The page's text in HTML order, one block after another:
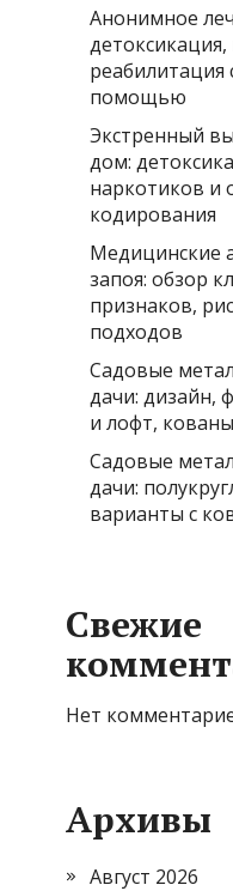
Анонимное
реабилитация
помощью
Экстренный
дом:
наркотиков и
кодирования
Медицинские
запоя: обзор
признаков,
подходов
Садовые
дачи: дизайн,
и лофт,
Садовые
дачи:
варианты с
Свежие
Нет
Архивы
Август 2026